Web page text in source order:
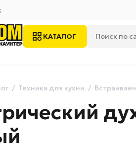
КАТАЛОГ
Техника для кухни